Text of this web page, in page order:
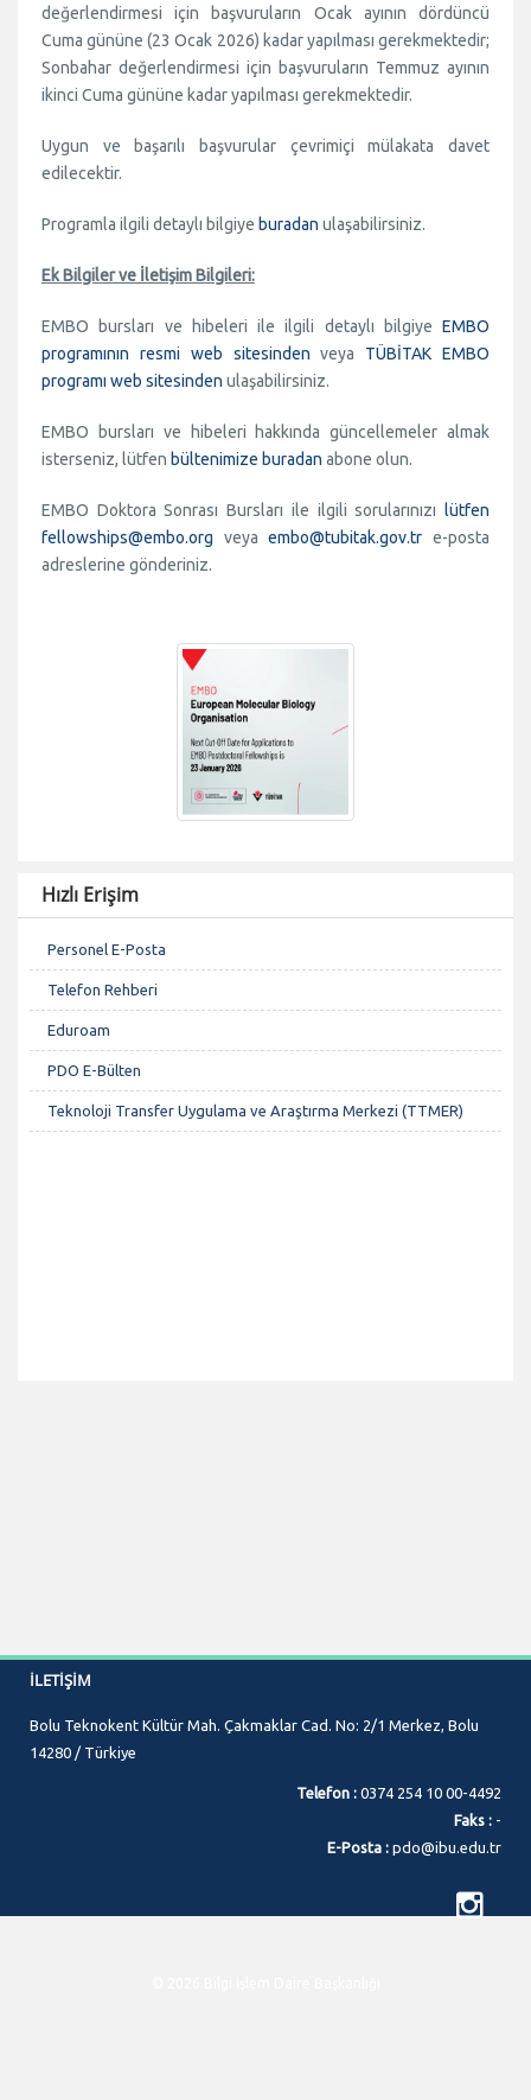
değerlendirmesi için başvuruların Ocak ayının dördüncü
Cuma gününe (23 Ocak 2026) kadar yapılması gerekmektedir;
Sonbahar değerlendirmesi için başvuruların Temmuz ayının
ikinci Cuma gününe kadar yapılması gerekmektedir.
Uygun ve başarılı başvurular çevrimiçi mülakata davet
edilecektir.
Programla ilgili detaylı bilgiye buradan ulaşabilirsiniz.
Ek Bilgiler ve İletişim Bilgileri:
EMBO bursları ve hibeleri ile ilgili detaylı bilgiye EMBO
programının resmi web sitesinden veya TÜBİTAK EMBO
programı web sitesinden ulaşabilirsiniz.
EMBO bursları ve hibeleri hakkında güncellemeler almak
isterseniz, lütfen bültenimize buradan abone olun.
EMBO Doktora Sonrası Bursları ile ilgili sorularınızı lütfen
fellowships@embo.org veyaembo@tubitak.gov.tr e-posta
adreslerine gönderiniz.
Hızlı Erişim
Personel E-Posta
Telefon Rehberi
Eduroam
PDO E-Bülten
Teknoloji Transfer Uygulama ve Araştırma Merkezi (TTMER)
İLETIŞIM
Bolu Teknokent Kültür Mah. Çakmaklar Cad. No: 2/1 Merkez, Bolu
14280 / Türkiye
Telefon : 0374 254 10 00-4492
Faks : -
E-Posta : pdo@ibu.edu.tr